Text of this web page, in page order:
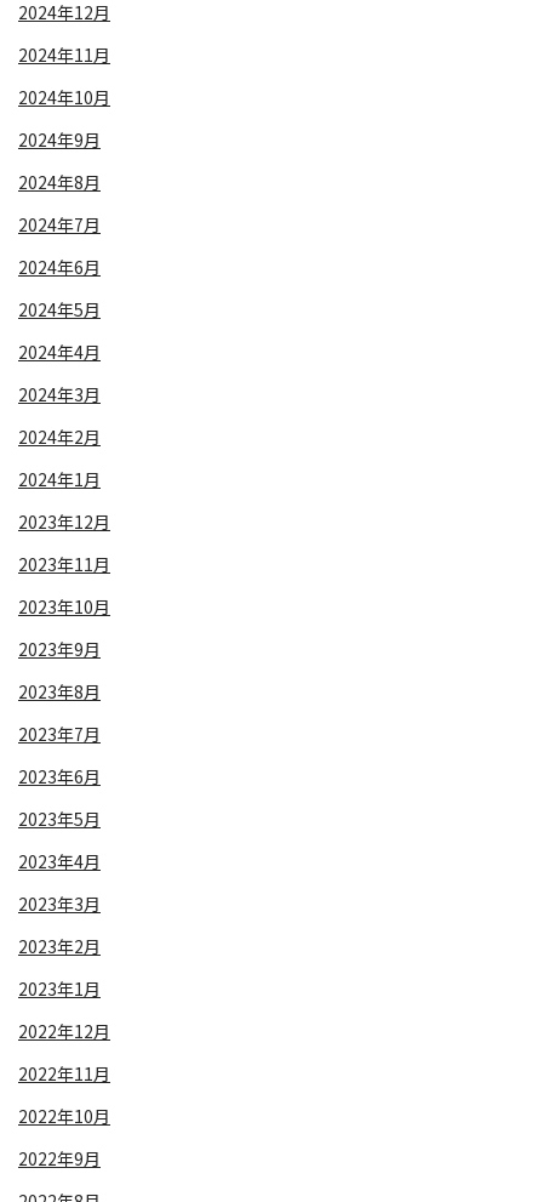
2024年12月
2024年11月
2024年10月
2024年9月
2024年8月
2024年7月
2024年6月
2024年5月
2024年4月
2024年3月
2024年2月
2024年1月
2023年12月
2023年11月
2023年10月
2023年9月
2023年8月
2023年7月
2023年6月
2023年5月
2023年4月
2023年3月
2023年2月
2023年1月
2022年12月
2022年11月
2022年10月
2022年9月